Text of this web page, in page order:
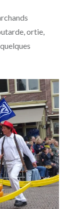
ortie,